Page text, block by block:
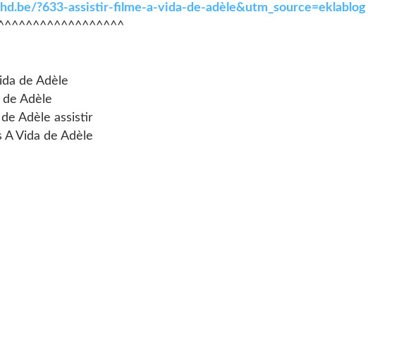
?633-assistir-filme-a-vida-de-adèle&utm_source=eklablog
de Adèle
Adèle
Adèle assistir
A Vida de Adèle